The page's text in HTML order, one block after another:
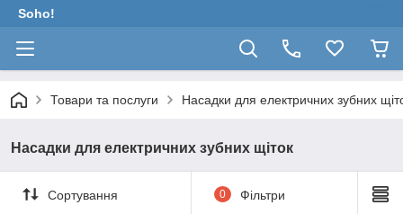
Soho!
Товари та послуги Насадки для електричних зубних
Насадки для електричних зубних щіток
Сортування 0 Фільтри